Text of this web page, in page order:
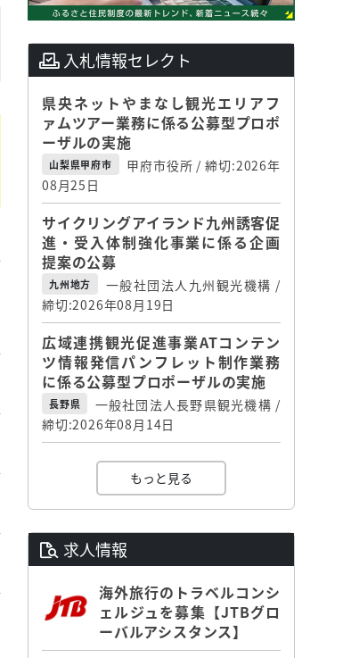
入札情報セレクト
県央ネットやまなし観光エリアフ
ァムツアー業務に係る公募型プロポ
ーザルの実施
山梨県甲府市
甲府市役所 / 締切:2026年
08月25日
サイクリングアイランド九州誘客促
進・受入体制強化事業に係る企画
提案の公募
九州地方
一般社団法人九州観光機構 /
締切:2026年08月19日
広域連携観光促進事業ATコンテン
ツ情報発信パンフレット制作業務
に係る公募型プロポーザルの実施
長野県
一般社団法人長野県観光機構 /
締切:2026年08月14日
もっと見る
求人情報
海外旅行のトラベルコンシ
ェルジュを募集【JTBグロ
ーバルアシスタンス】